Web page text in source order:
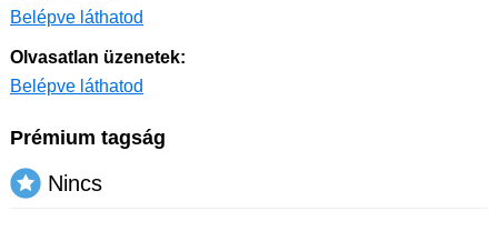
Belépve láthatod
Olvasatlan üzenetek:
Belépve láthatod
Prémium tagság
Nincs